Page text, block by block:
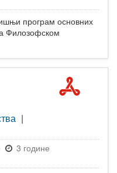
програм основних
Филозофском
|
3 године